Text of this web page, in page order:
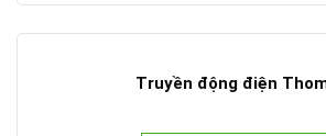
Truyền động điện